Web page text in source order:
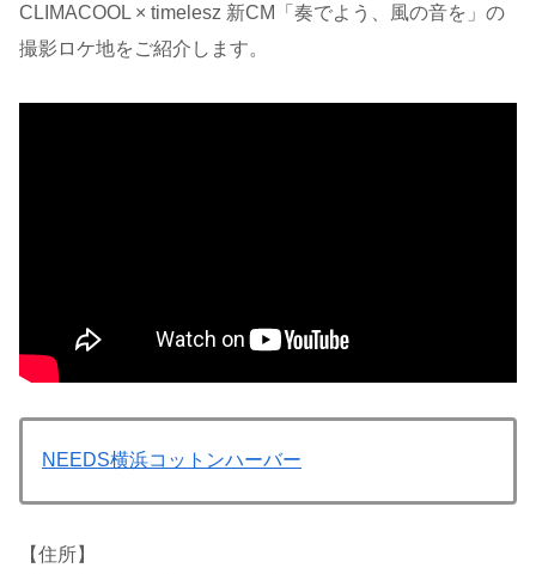
CLIMACOOL × timelesz 新CM「奏でよう、風の音を」の
撮影ロケ地をご紹介します。
NEEDS横浜コットンハーバー
【住所】